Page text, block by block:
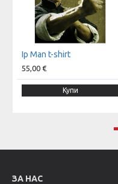
Ip Man t-shirt
55,00 €
Купи
ЗА НАС